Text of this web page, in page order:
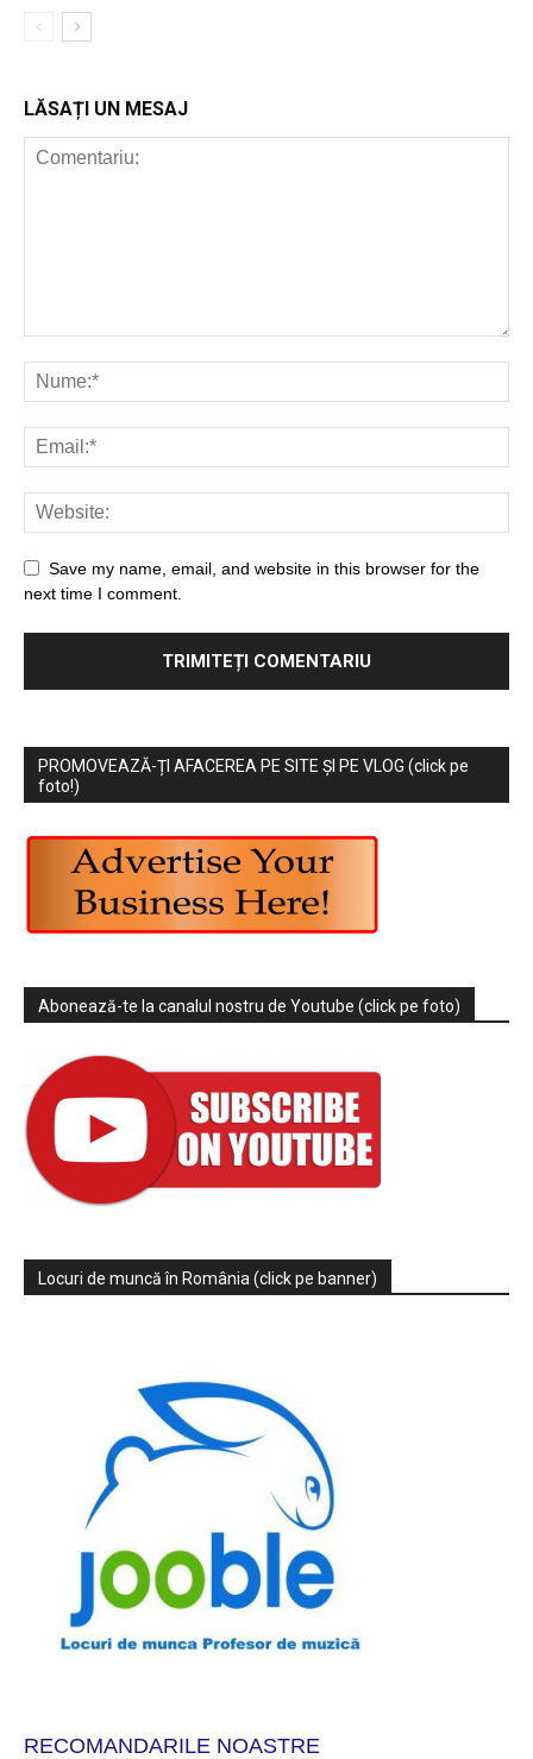
LĂSAȚI UN MESAJ
Save my name, email, and website in this browser for the
next time I comment.
PROMOVEAZĂ-ȚI AFACEREA PE SITE ȘI PE VLOG (click pe
foto!)
Abonează-te la canalul nostru de Youtube (click pe foto)
Locuri de muncă în România (click pe banner)
RECOMANDARILE NOASTRE